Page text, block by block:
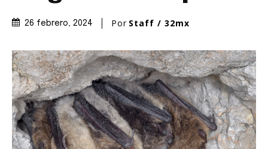
26 febrero, 2024 Por Staff / 32mx